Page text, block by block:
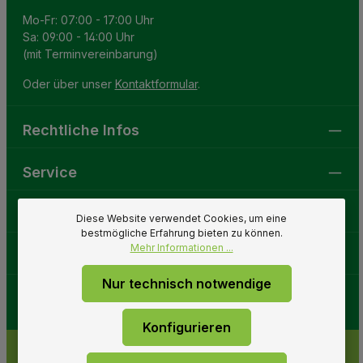
Mo-Fr: 07:00 - 17:00 Uhr
Sa: 09:00 - 14:00 Uhr
(mit Terminvereinbarung)
Oder über unser Kontaktformular.
Rechtliche Infos
Service
GartenweltDiese Website verwendet Cookies, um eine
bestmögliche Erfahrung bieten zu können.
Mehr Informationen ...
Nur technisch notwendige
Konfigurieren